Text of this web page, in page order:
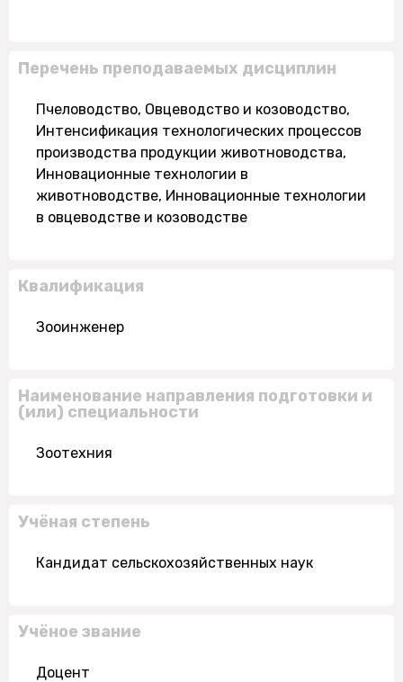
Перечень преподаваемых дисциплин
Пчеловодство, Овцеводство и козоводство,
Интенсификация технологических процессов
производства продукции животноводства,
Инновационные технологии в
животноводстве, Инновационные технологии
в овцеводстве и козоводстве
Квалификация
Зооинженер
Наименование направления подготовки и
(или) специальности
Зоотехния
Учёная степень
Кандидат сельскохозяйственных наук
Учёное звание
Доцент